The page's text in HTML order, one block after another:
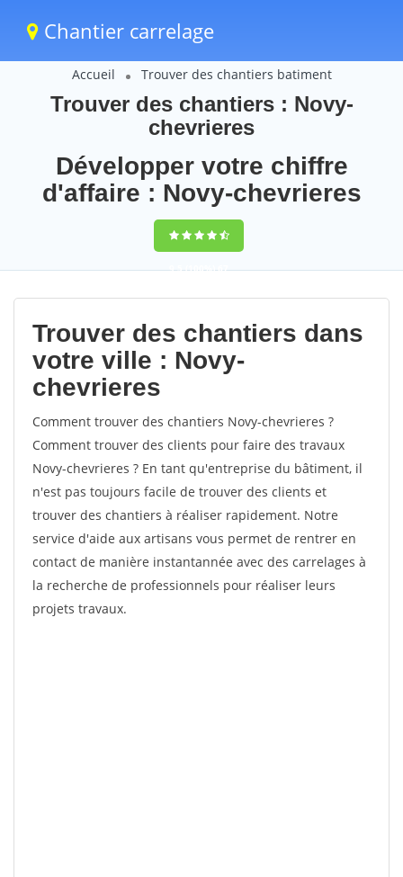
Chantier carrelage
Accueil Trouver des chantiers batiment
Trouver des chantiers : Novy-
chevrieres
Développer votre chiffre
d'affaire : Novy-chevrieres
9,5(100%)67
votes
Trouver des chantiers dans
votre ville : Novy-
chevrieres
Comment trouver des chantiers Novy-chevrieres ?
Comment trouver des clients pour faire des travaux
Novy-chevrieres ? En tant qu'entreprise du bâtiment, il
n'est pas toujours facile de trouver des clients et
trouver des chantiers à réaliser rapidement. Notre
service d'aide aux artisans vous permet de rentrer en
contact de manière instantannée avec des carrelages à
la recherche de professionnels pour réaliser leurs
projets travaux.